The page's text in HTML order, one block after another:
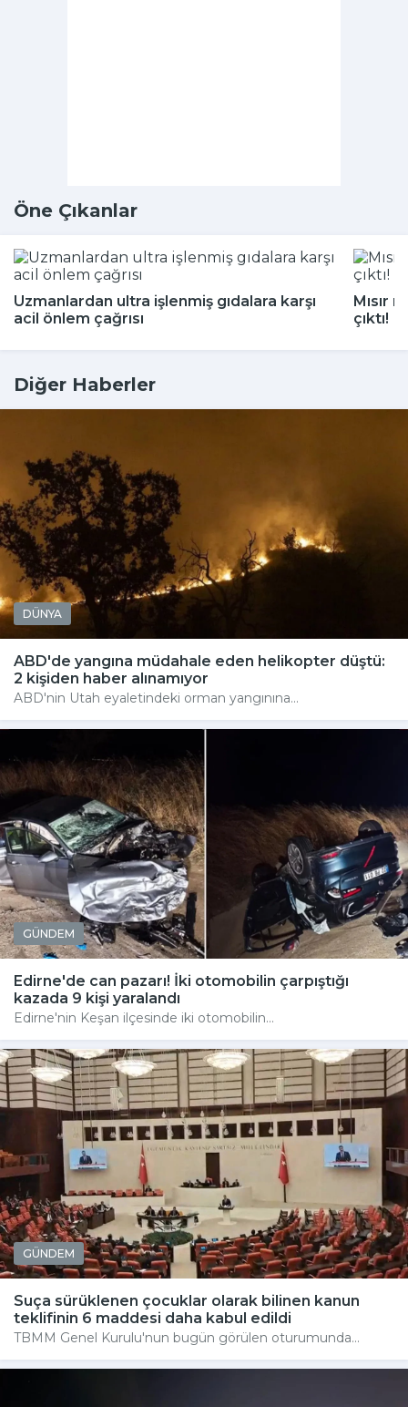
Öne Çıkanlar
Uzmanlardan ultra işlenmiş gıdalara karşı
acil önlem çağrısı
Mısır
çıktı!
Diğer Haberler
DÜNYA
ABD'de yangına müdahale eden helikopter düştü:
2 kişiden haber alınamıyor
ABD'nin Utah eyaletindeki orman yangınına...
GÜNDEM
Edirne'de can pazarı! İki otomobilin çarpıştığı
kazada 9 kişi yaralandı
Edirne'nin Keşan ilçesinde iki otomobilin...
GÜNDEM
Suça sürüklenen çocuklar olarak bilinen kanun
teklifinin 6 maddesi daha kabul edildi
TBMM Genel Kurulu'nun bugün görülen oturumunda...